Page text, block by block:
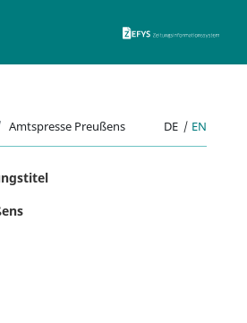
Amtspresse Preußens DE | EN